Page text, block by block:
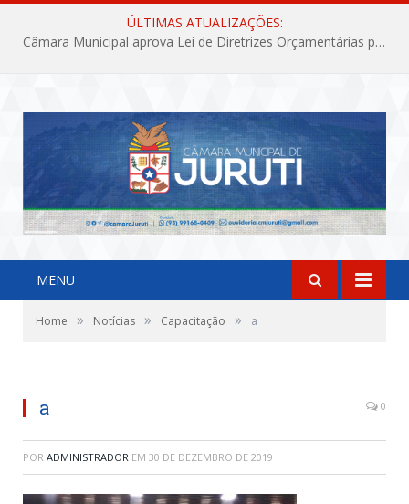
ÚLTIMAS ATUALIZAÇÕES:
Câmara Municipal aprova Lei de Diretrizes Orçamentárias para o exercício financeiro de 2027
MENU
Home » Notícias » Capacitação » a
a 0
POR ADMINISTRADOR EM 30 DE DEZEMBRO DE 2019